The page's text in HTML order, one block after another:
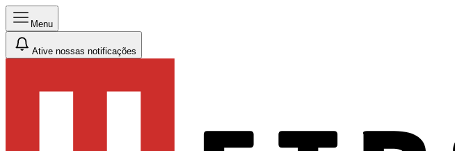
Menu
Ative nossas notificações